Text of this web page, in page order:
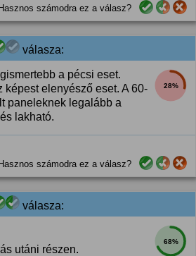
Hasznos számodra ez a válasz?
válasza:
28%
a pécsi eset.
képest elenyésző eset. A 60-
paneleknek legalább a
lakható.
Hasznos számodra ez a válasz?
válasza:
68%
utáni részen.